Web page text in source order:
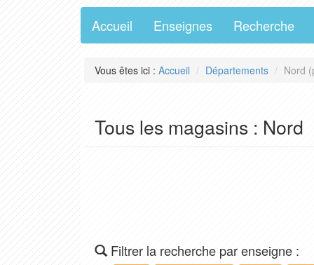
Accueil Enseignes Recherche
Vous êtes ici : Accueil Départements Nord
Tous les magasins : Nord
Filtrer la recherche par enseigne :